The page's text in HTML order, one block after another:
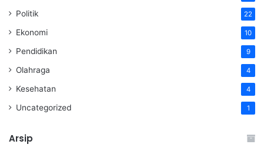
Politik 22
Ekonomi 10
Pendidikan 9
Olahraga 4
Kesehatan 4
Uncategorized 1
Arsip